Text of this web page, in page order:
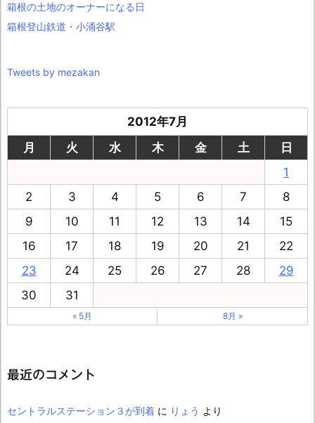
箱根の土地のオーナーになる日
箱根登山鉄道・小涌谷駅
Tweets by mezakan
2012年7月
月
火 水 木 金 土
日
1
2
3 4 5 6 7
8
9
10 11 12 13 14
15
16
17 18 19 20 21
22
23
24 25 26 27 28
29
30
31
« 5月 8月 »
最近のコメント
セントラルステーション３が到着 に りょう より